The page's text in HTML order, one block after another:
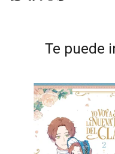
Te puede